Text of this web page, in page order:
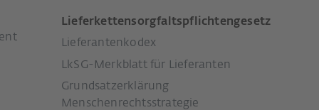
Lieferkettensorgfaltspflichtengesetz
Lieferantenkodex
LkSG-Merkblatt für Lieferanten
Grundsatzerklärung
Menschenrechtsstrategie